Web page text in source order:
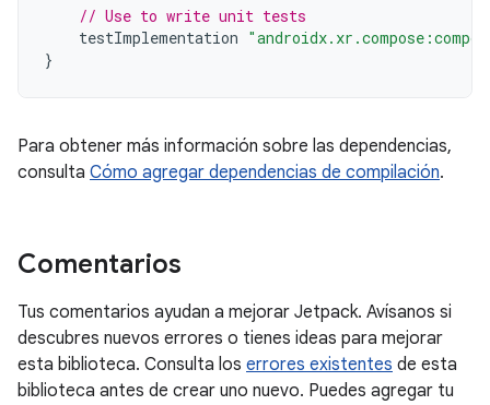
// Use to write unit tests
testImplementation
}
Para obtener más información sobre las dependencias,
consulta Cómo agregar dependencias de compilación.
Comentarios
Tus comentarios ayudan a mejorar Jetpack. Avísanos si
descubres nuevos errores o tienes ideas para mejorar
esta biblioteca. Consulta los errores existentes de esta
biblioteca antes de crear uno nuevo. Puedes agregar tu